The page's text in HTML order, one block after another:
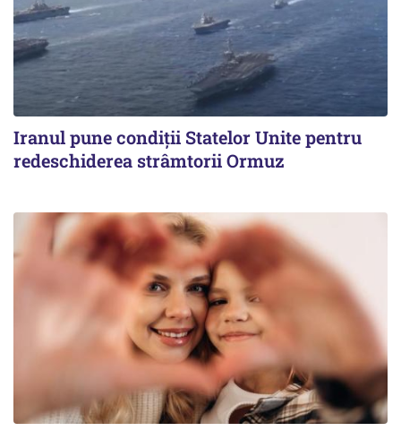
Iranul pune condiții Statelor Unite pentru
redeschiderea strâmtorii Ormuz